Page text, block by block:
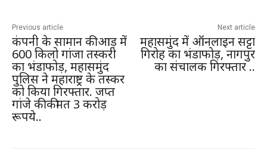
Previous article
कंपनी के सामान की आड़ में
600 किलो गांजा तस्करी
का भंडाफोड़, महासमुंद
पुलिस ने महाराष्ट्र के तस्कर
को किया गिरफ्तार. जप्त
गांजे की कीमत 3 करोड़
रूपये..
Next article
महासमुंद में ऑनलाइन सट्टा
गिरोह का भंडाफोड़, नागपुर
का संचालक गिरफ्तार ..